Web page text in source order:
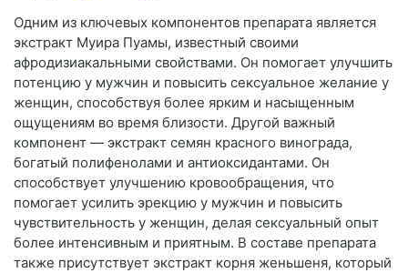
Одним из ключевых компонентов препарата является
экстракт Муира Пуамы, известный своими
афродизиакальными свойствами. Он помогает улучшить
потенцию у мужчин и повысить сексуальное желание у
женщин, способствуя более ярким и насыщенным
ощущениям во время близости. Другой важный
компонент — экстракт семян красного винограда,
богатый полифенолами и антиоксидантами. Он
способствует улучшению кровообращения, что
помогает усилить эрекцию у мужчин и повысить
чувствительность у женщин, делая сексуальный опыт
более интенсивным и приятным. В составе препарата
также присутствует экстракт корня женьшеня, который